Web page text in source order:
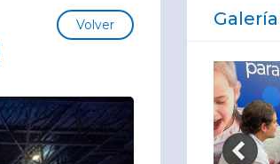
Volver